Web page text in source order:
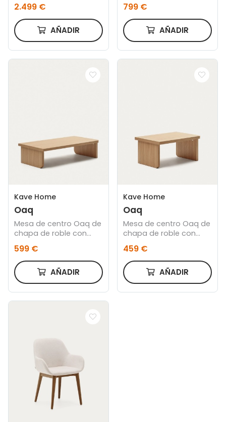
2.499 €
AÑADIR
blanco 160 (220) cm
799 €
AÑADIR
Kave Home
Oaq
Mesa de centro Oaq de
chapa de roble con
75 cm
599 €
AÑADIR
Kave Home
Oaq
Mesa de centro Oaq de
chapa de roble con
60 cm
459 €
AÑADIR